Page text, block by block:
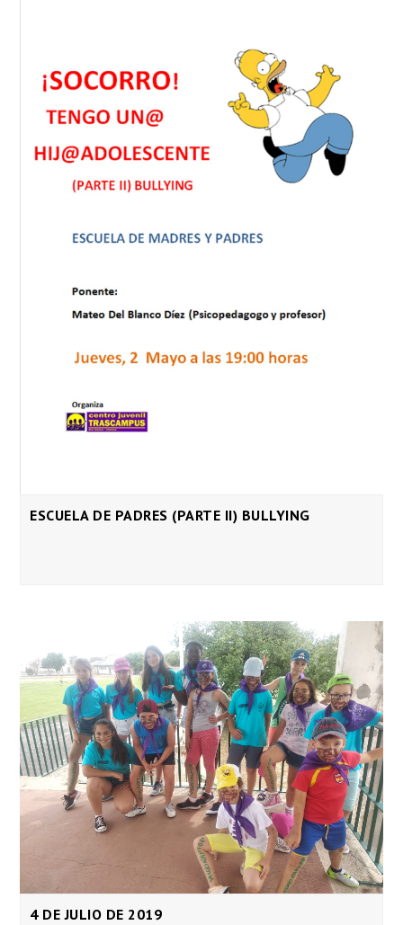
ESCUELA DE PADRES (PARTE II) BULLYING
4 DE JULIO DE 2019